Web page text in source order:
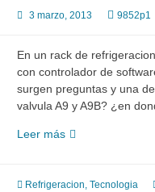
3 marzo, 2013 9852p1
En un rack de
con controlador de
surgen preguntas y una
valvula A9 y A9B? ¿en
Leer másQue
valvula
Refrigeracion, Tecnologia